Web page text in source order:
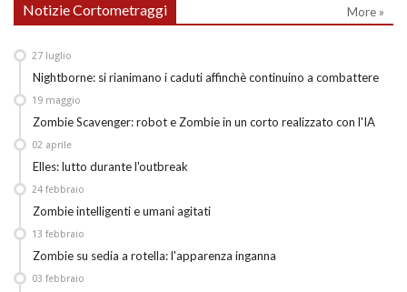
Notizie Cortometraggi More »
Nightborne: si rianimano i caduti affinchè continuino a combattere
27 luglio
Zombie Scavenger: robot e Zombie in un corto realizzato con l'IA
19 maggio
Elles: lutto durante l'outbreak
02 aprile
Zombie intelligenti e umani agitati
24 febbraio
Zombie su sedia a rotella: l'apparenza inganna
13 febbraio
03 febbraio